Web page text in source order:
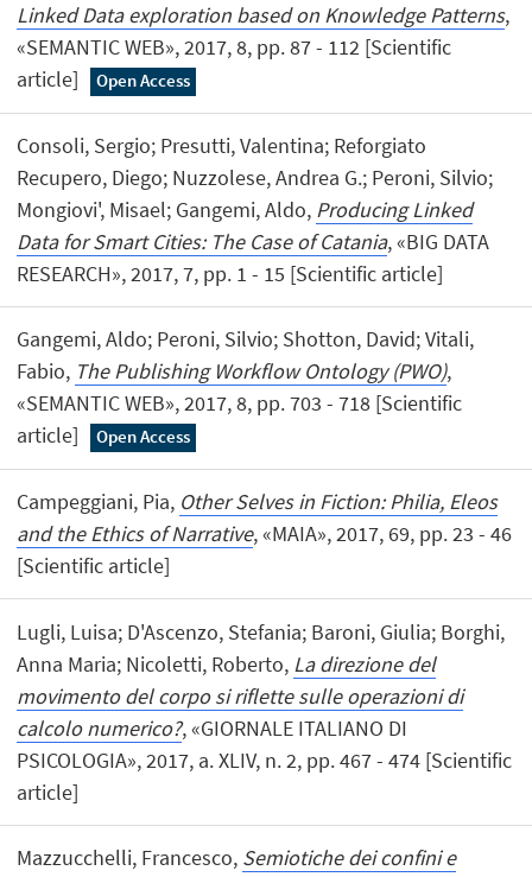
Linked Data exploration based on Knowledge Patterns,
«SEMANTIC WEB», 2017, 8, pp. 87 - 112 [Scientific
article]
Open Access
Consoli, Sergio; Presutti, Valentina; Reforgiato
Recupero, Diego; Nuzzolese, Andrea G.; Peroni, Silvio;
Mongiovi', Misael; Gangemi, Aldo, Producing Linked
Data for Smart Cities: The Case of Catania, «BIG DATA
RESEARCH», 2017, 7, pp. 1 - 15 [Scientific article]
Gangemi, Aldo; Peroni, Silvio; Shotton, David; Vitali,
Fabio, The Publishing Workflow Ontology (PWO),
«SEMANTIC WEB», 2017, 8, pp. 703 - 718 [Scientific
article]
Open Access
Campeggiani, Pia, Other Selves in Fiction: Philia, Eleos
and the Ethics of Narrative, «MAIA», 2017, 69, pp. 23 - 46
[Scientific article]
Lugli, Luisa; D'Ascenzo, Stefania; Baroni, Giulia; Borghi,
Anna Maria; Nicoletti, Roberto, La direzione del
movimento del corpo si riflette sulle operazioni di
calcolo numerico?, «GIORNALE ITALIANO DI
PSICOLOGIA», 2017, a. XLIV, n. 2, pp. 467 - 474 [Scientific
article]
Mazzucchelli, Francesco, Semiotiche dei confini e